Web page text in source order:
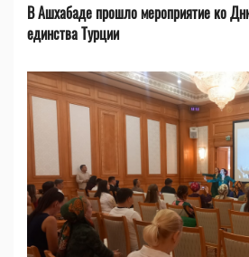
В Ашхабаде прошло мероприятие ко
единства Турции